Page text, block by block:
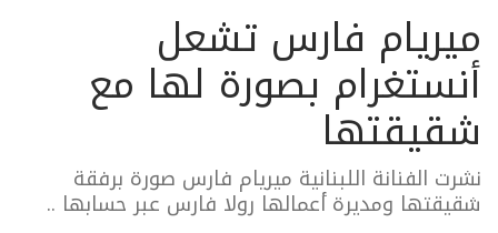
ميريام فارس تشعل
أنستغرام بصورة لها مع
شقيقتها
نشرت الفنانة اللبنانية ميريام فارس صورة برفقة
شقيقتها ومديرة أعمالها رولا فارس عبر حسابها ..